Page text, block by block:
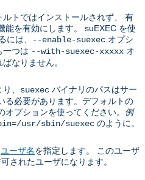
トではインストールされず、 有
能を有効にします。 suEXEC を使
には、
--enable-suexec オプシ
一つは --with-suexec-xxxxx オ
なりません。
、 suexec バイナリのパスはサー
る必要があります。デフォルトの
プションを使ってください。 例
usr/sbin/suexec のように。
ユーザ名を指定します。 このユーザ
されたユーザになります。